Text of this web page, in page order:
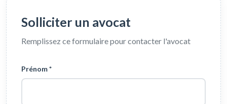
Solliciter un avocat
Remplissez ce formulaire pour contacter l'avocat
Prénom *